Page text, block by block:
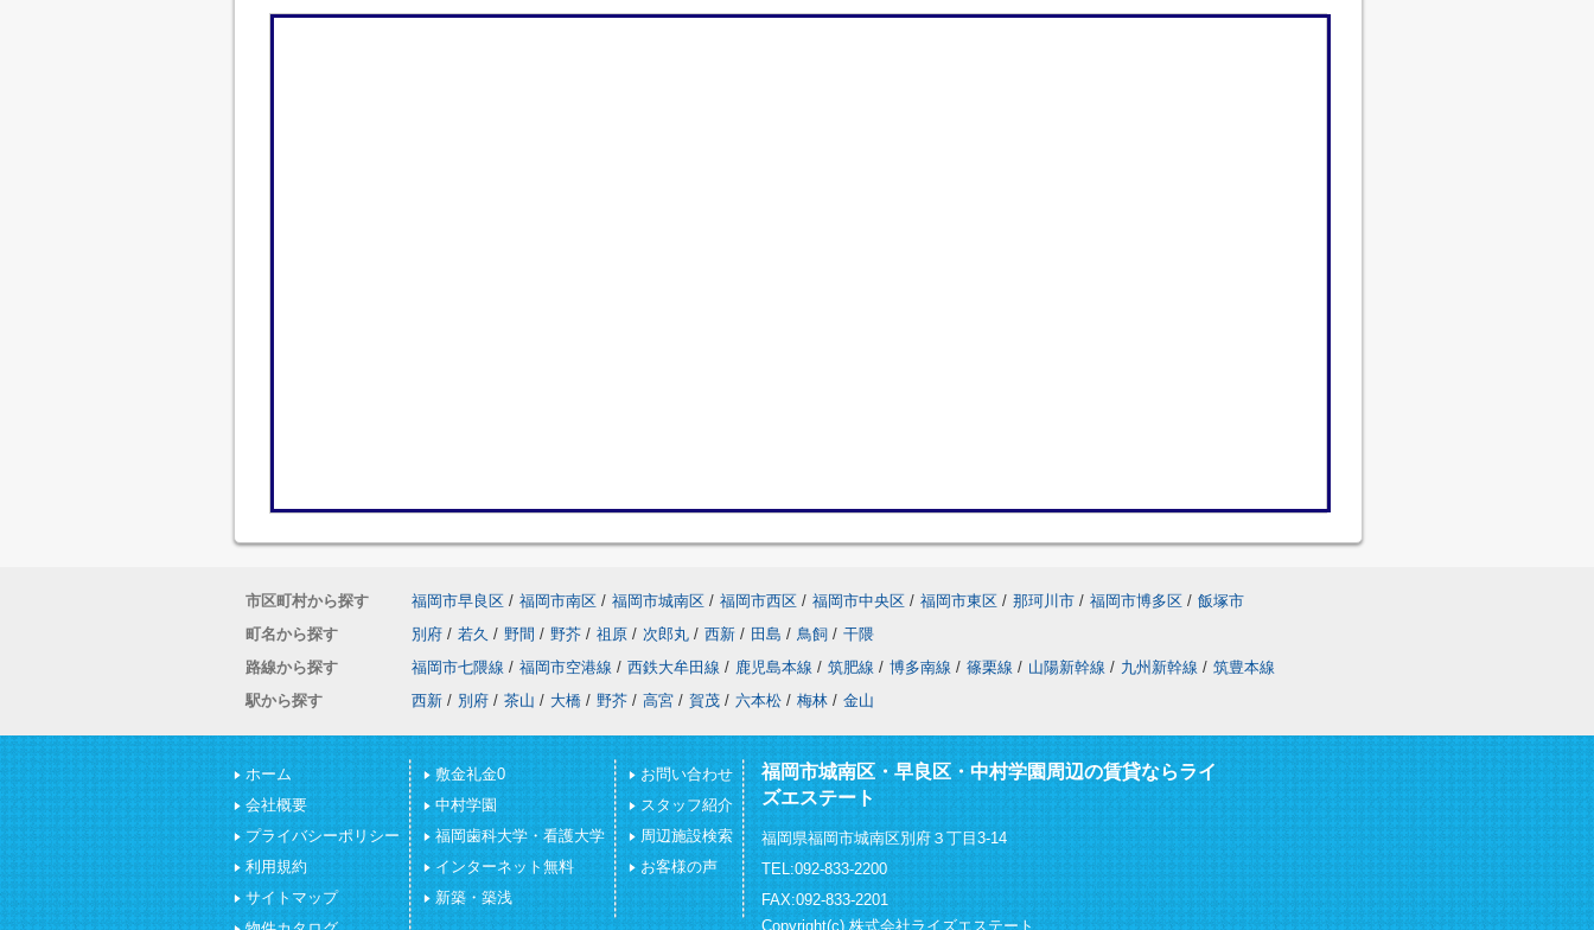
市区町村から探す 福岡市早良区 / 福岡市南区 / 福岡市城南区 / 福岡市西区 / 福岡市中央区 / 福岡市東区 / 那珂川市 / 福岡市博多区 / 飯塚市
町名から探す
別府 / 若久 / 野間 / 野芥 / 祖原 / 次郎丸 / 西新 / 田島 / 鳥飼 / 干隈
路線から探す
福岡市七隈線 / 福岡市空港線 / 西鉄大牟田線 / 鹿児島本線 / 筑肥線 / 博多南線 / 篠栗線 / 山陽新幹線 / 九州新幹線 / 筑豊本線
駅から探す
西新 / 別府 / 茶山 / 大橋 / 野芥 / 高宮 / 賀茂 / 六本松 / 梅林 / 金山
ホーム
会社概要
プライバシーポリシー
利用規約
サイトマップ
敷金礼金0
中村学園
福岡歯科大学・看護大学
インターネット無料
新築・築浅
お問い合わせ
スタッフ紹介
周辺施設検索
お客様の声
福岡市城南区・早良区・中村学園周辺の賃貸ならライ
ズエステート
福岡県福岡市城南区別府３丁目3-14
TEL:092-833-2200
FAX:092-833-2201
Copyright(c) 株式会社ライズエステート